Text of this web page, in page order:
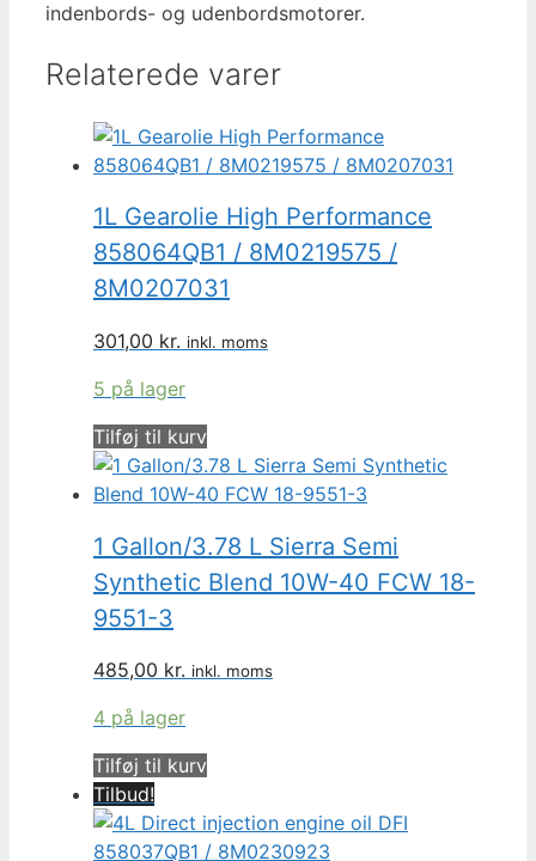
indenbords- og udenbordsmotorer.
Relaterede varer
1L Gearolie High Performance
858064QB1 / 8M0219575 /
8M0207031
301,00 kr. inkl. moms
5 på lager
Tilføj til kurv
1 Gallon/3.78 L Sierra Semi
Synthetic Blend 10W-40 FCW 18-
9551-3
485,00 kr. inkl. moms
4 på lager
Tilføj til kurv
Tilbud!